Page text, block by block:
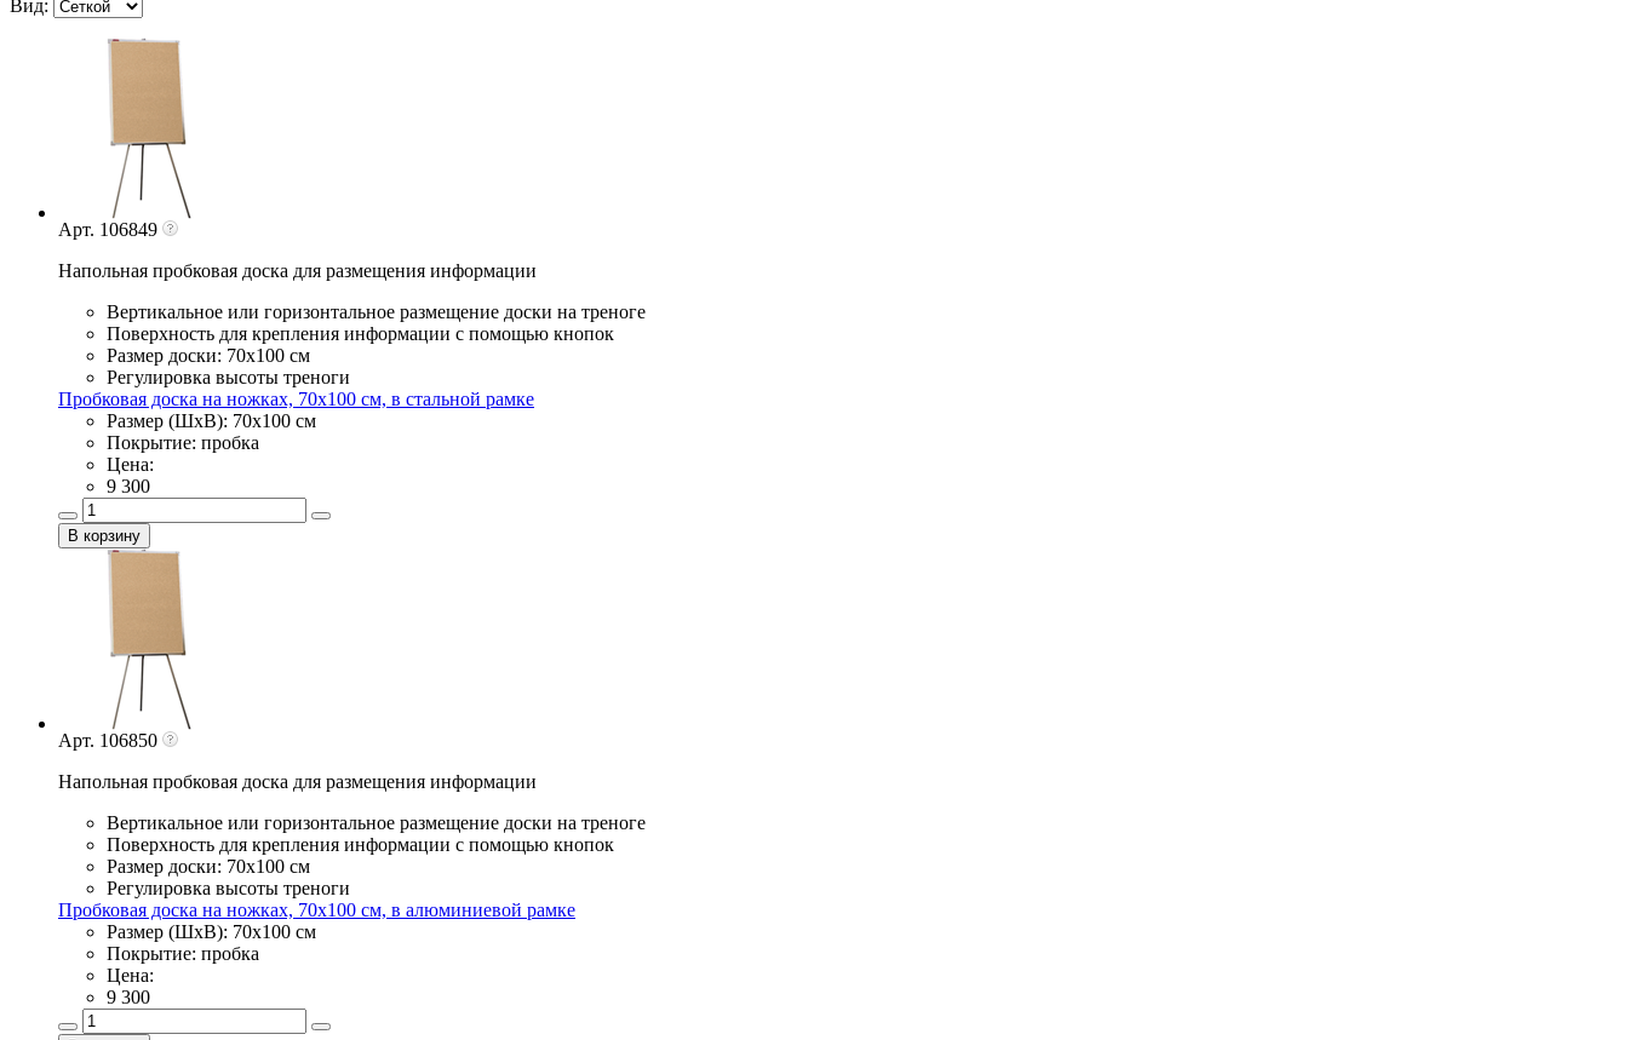
Вид:
Арт. 106849
Напольная пробковая доска для размещения информации
Вертикальное или горизонтальное размещение доски на треноге
Поверхность для крепления информации с помощью кнопок
Размер доски: 70х100 см
Регулировка высоты треноги
Пробковая доска на ножках, 70х100 см, в стальной рамке
Размер (ШхВ): 70х100 см
Покрытие: пробка
Цена:
9 300
Арт. 106850
Напольная пробковая доска для размещения информации
Вертикальное или горизонтальное размещение доски на треноге
Поверхность для крепления информации с помощью кнопок
Размер доски: 70х100 см
Регулировка высоты треноги
Пробковая доска на ножках, 70х100 см, в алюминиевой рамке
Размер (ШхВ): 70х100 см
Покрытие: пробка
Цена:
9 300